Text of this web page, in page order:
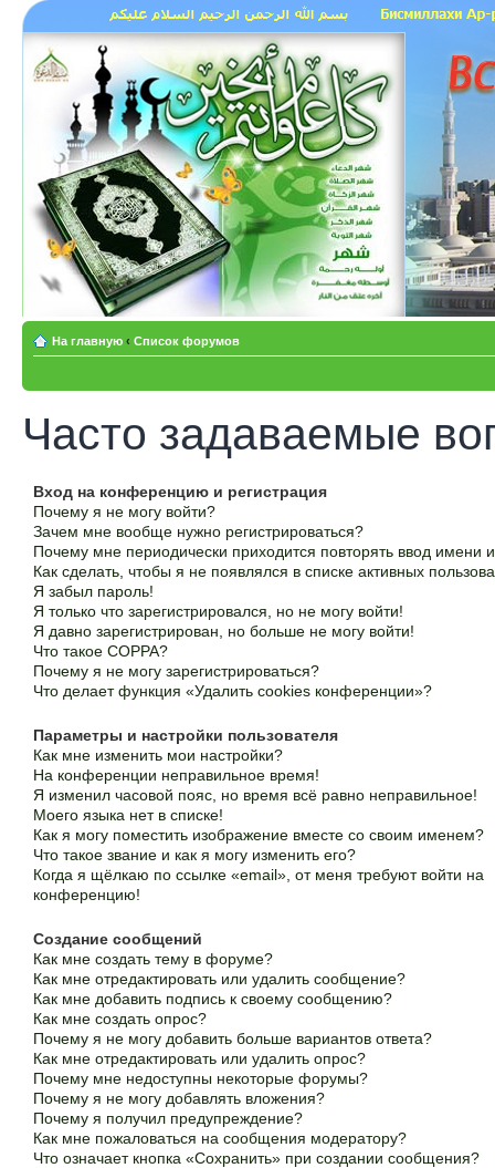
На главную ‹ Список форумов
Часто задаваемые
Вход на конференцию и регистрация
Почему я не могу войти?
Зачем мне вообще нужно регистрироваться?
Почему мне периодически приходится повторять ввод имени
Как сделать, чтобы я не появлялся в списке активных
Я забыл пароль!
Я только что зарегистрировался, но не могу войти!
Я давно зарегистрирован, но больше не могу войти!
Что такое COPPA?
Почему я не могу зарегистрироваться?
Что делает функция «Удалить cookies конференции»?
Параметры и настройки пользователя
Как мне изменить мои настройки?
На конференции неправильное время!
Я изменил часовой пояс, но время всё равно неправильное!
Моего языка нет в списке!
Как я могу поместить изображение вместе со своим именем?
Что такое звание и как я могу изменить его?
Когда я щёлкаю по ссылке «email», от меня требуют войти на
конференцию!
Создание сообщений
Как мне создать тему в форуме?
Как мне отредактировать или удалить сообщение?
Как мне добавить подпись к своему сообщению?
Как мне создать опрос?
Почему я не могу добавить больше вариантов ответа?
Как мне отредактировать или удалить опрос?
Почему мне недоступны некоторые форумы?
Почему я не могу добавлять вложения?
Почему я получил предупреждение?
Как мне пожаловаться на сообщения модератору?
Что означает кнопка «Сохранить» при создании сообщения?